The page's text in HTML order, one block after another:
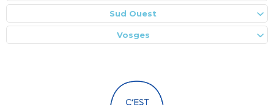
Sud Ouest
Vosges